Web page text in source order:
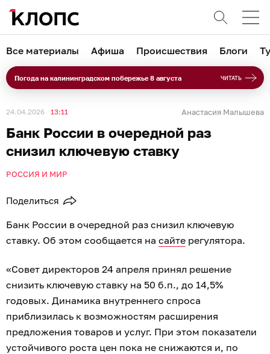
Все материалы Афиша Происшествия Блоги
Погода на калининградском побережье 8 августа ЧИТАТЬ
24.04.2026 13:11 Анастасия Малышева
Банк России в очередной раз
снизил ключевую ставку
РОССИЯ И МИР
Поделиться
Банк России в очередной раз снизил ключевую
ставку. Об этом сообщается на сайте регулятора.
«Совет директоров 24 апреля принял решение
снизить ключевую ставку на 50 б.п., до 14,5%
годовых. Динамика внутреннего спроса
приблизилась к возможностям расширения
предложения товаров и услуг. При этом показатели
устойчивого роста цен пока не снижаются и, по